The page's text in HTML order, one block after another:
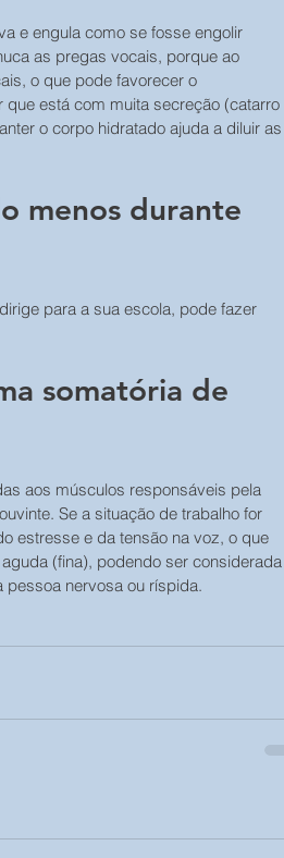
e engula como se fosse engolir
as pregas vocais, porque ao
o que pode favorecer o
está com muita secreção (catarro
o corpo hidratado ajuda a diluir as
menos durante
para a sua escola, pode fazer
somatória de
aos músculos responsáveis pela
Se a situação de trabalho for
estresse e da tensão na voz, o que
(fina), podendo ser considerada
nervosa ou ríspida.